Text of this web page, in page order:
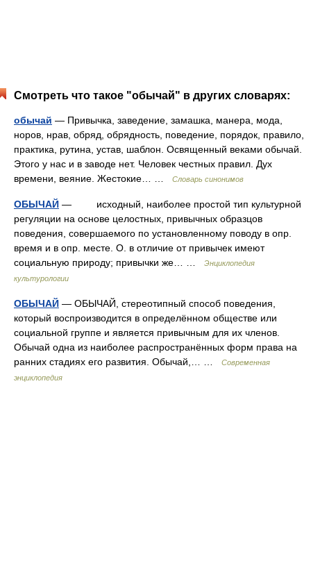
Смотреть что такое "обычай" в других словарях:
обычай — Привычка, заведение, замашка, манера, мода,
норов, нрав, обряд, обрядность, поведение, порядок, правило,
практика, рутина, устав, шаблон. Освященный веками обычай.
Этого у нас и в заводе нет. Человек честных правил. Дух
времени, веяние. Жестокие… …
Словарь синонимов
ОБЫЧАЙ — исходный, наиболее простой тип культурной
регуляции на основе целостных, привычных образцов
поведения, совершаемого по установленному поводу в опр.
время и в опр. месте. О. в отличие от привычек имеют
социальную природу; привычки же… …
Энциклопедия
культурологии
ОБЫЧАЙ — ОБЫЧАЙ, стереотипный способ поведения,
который воспроизводится в определённом обществе или
социальной группе и является привычным для их членов.
Обычай одна из наиболее распространённых форм права на
ранних стадиях его развития. Обычай,… …
Современная
энциклопедия